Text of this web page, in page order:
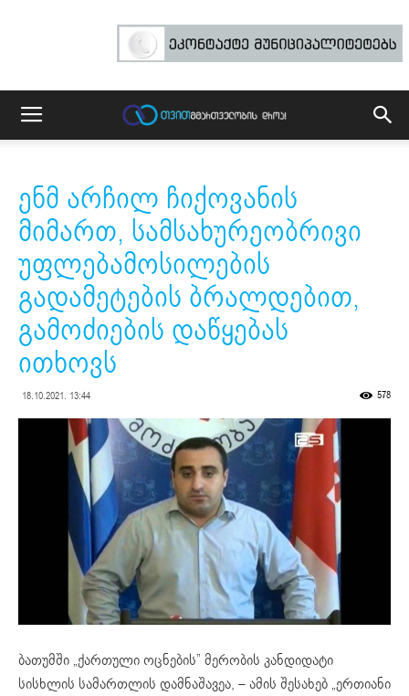
ენმ არჩილ ჩიქოვანის
მიმართ, სამსახურეობრივი
უფლებამოსილების
გადამეტების ბრალდებით,
გამოძიების დაწყებას
ითხოვს
18.10.2021. 13:44 578
ბათუმში „ქართული ოცნების” მერობის კანდიდატი
სისხლის სამართლის დამნაშავეა, – ამის შესახებ „ერთიანი